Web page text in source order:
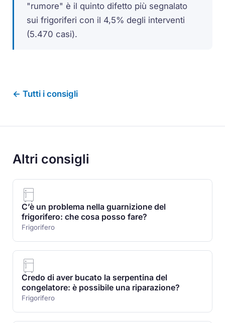
"rumore" è il quinto difetto più segnalato
sui frigoriferi con il 4,5% degli interventi
(5.470 casi).
← Tutti i consigli
Altri consigli
C’è un problema nella guarnizione del
frigorifero: che cosa posso fare?
Frigorifero
Credo di aver bucato la serpentina del
congelatore: è possibile una riparazione?
Frigorifero